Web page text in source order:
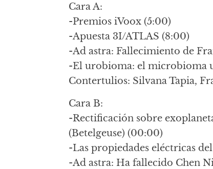
Cara A:
-Premios iVoox (5:00)
-Apuesta 3I/ATLAS (8:00)
-Ad astra: Fallecimiento de
-El urobioma: el microbioma
Contertulios: Silvana Tapia,
Cara B:
-Rectificación sobre
(Betelgeuse) (00:00)
-Las propiedades eléctricas
-Ad astra: Ha fallecido Chen